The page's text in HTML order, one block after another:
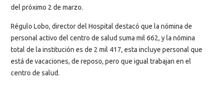
del próximo 2 de marzo.
Régulo Lobo, director del Hospital destacó que la nómina de
personal activo del centro de salud suma mil 662, y la nómina
total de la institución es de 2 mil 417, esta incluye personal que
está de vacaciones, de reposo, pero que igual trabajan en el
centro de salud.